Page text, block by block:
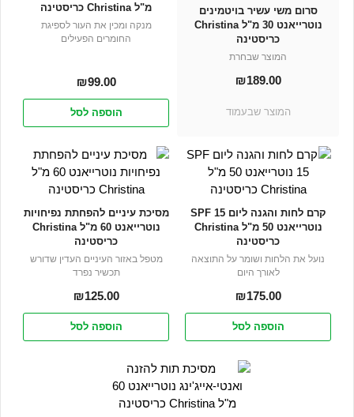
סרום משי עשיר בויטמינים
נוטרייאנט 30 מ"ל Christina
כריסטינה
המוצר שבחרת
₪189.00
המוצר שבעמוד
מ"ל Christina כריסטינה
מנקה ומכין את העור לספיגת
החומרים הפעילים
₪99.00
הוספה לסל
קרם לחות והגנה ליום SPF 15
נוטרייאנט 50 מ"ל Christina
כריסטינה
נועל את הלחות ושומר על התוצאה
לאורך היום
₪175.00
הוספה לסל
מסיכת עיניים להפחתת נפיחויות
נוטרייאנט 60 מ"ל Christina
כריסטינה
מטפל באזור העיניים העדין שדורש
תכשיר נפרד
₪125.00
הוספה לסל